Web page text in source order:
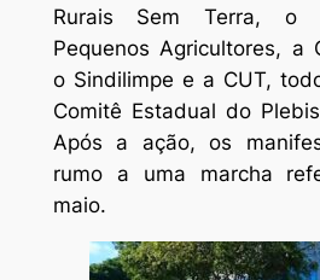
Rurais Sem Terra, o
Pequenos Agricultores, a
o Sindilimpe e a CUT,
Comitê Estadual do
Após a ação, os
rumo a uma marcha
maio.